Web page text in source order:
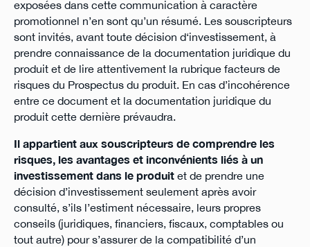
exposées dans cette communication à caractère
promotionnel n’en sont qu’un résumé. Les souscripteurs
sont invités, avant toute décision d‘investissement, à
prendre connaissance de la documentation juridique du
produit et de lire attentivement la rubrique facteurs de
risques du Prospectus du produit. En cas d’incohérence
entre ce document et la documentation juridique du
produit cette dernière prévaudra.
Il appartient aux souscripteurs de comprendre les
risques, les avantages et inconvénients liés à un
investissement dans le produitet de prendre une
décision d’investissement seulement après avoir
consulté, s’ils l’estiment nécessaire, leurs propres
conseils (juridiques, financiers, fiscaux, comptables ou
tout autre) pour s’assurer de la compatibilité d’un